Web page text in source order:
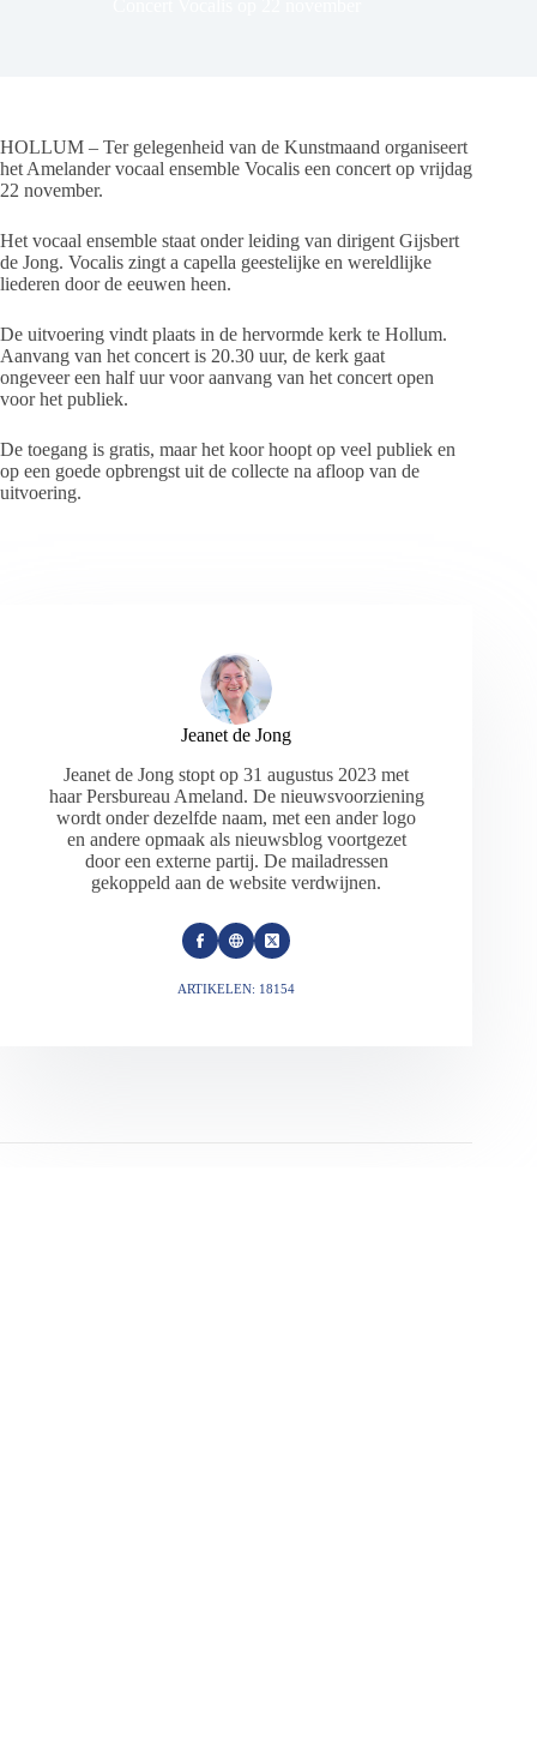
HOLLUM – Ter gelegenheid van de Kunstmaand organiseert
het Amelander vocaal ensemble Vocalis een concert op vrijdag
22 november.
Het vocaal ensemble staat onder leiding van dirigent Gijsbert
de Jong. Vocalis zingt a capella geestelijke en wereldlijke
liederen door de eeuwen heen.
De uitvoering vindt plaats in de hervormde kerk te Hollum.
Aanvang van het concert is 20.30 uur, de kerk gaat
ongeveer een half uur voor aanvang van het concert open
voor het publiek.
De toegang is gratis, maar het koor hoopt op veel publiek en
op een goede opbrengst uit de collecte na afloop van de
uitvoering.
Jeanet de Jong
Jeanet de Jong stopt op 31 augustus 2023 met
haar Persbureau Ameland. De nieuwsvoorziening
wordt onder dezelfde naam, met een ander logo
en andere opmaak als nieuwsblog voortgezet
door een externe partij. De mailadressen
gekoppeld aan de website verdwijnen.
ARTIKELEN: 18154